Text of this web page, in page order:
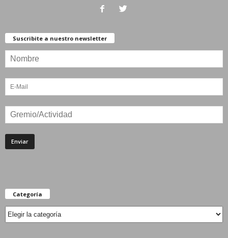
Suscribite a nuestro newsletter
Categoría
Categoría